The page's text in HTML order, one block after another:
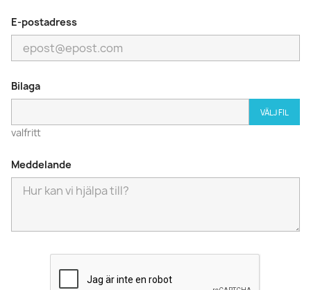
E-postadress
Bilaga
VÄLJ FIL
valfritt
Meddelande